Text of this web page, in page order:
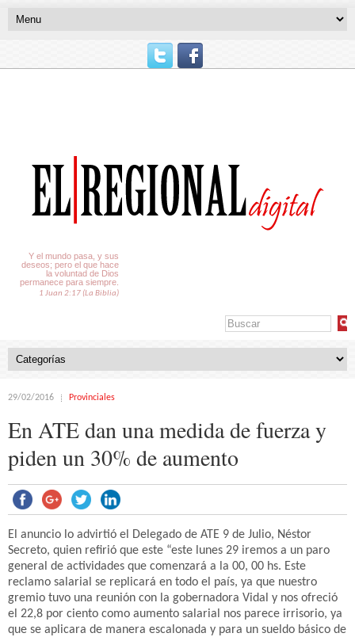
Y el mundo pasa, y sus
deseos; pero el que hace
la voluntad de Dios
permanece para siempre.
1 Juan 2:17 (La Biblia)
29/02/2016 Provinciales
En ATE dan una medida de fuerza y
piden un 30% de aumento
El anuncio lo advirtió el Delegado de ATE 9 de Julio, Néstor
Secreto, quien refirió que este “este lunes 29 iremos a un paro
general de actividades que comenzará a la 00, 00 hs. Este
reclamo salarial se replicará en todo el país, ya que nuestro
gremio tuvo una reunión con la gobernadora Vidal y nos ofreció
el 22,8 por ciento como aumento salarial nos parece irrisorio, ya
que se aplicara de manera escalonada y para un sueldo básico de